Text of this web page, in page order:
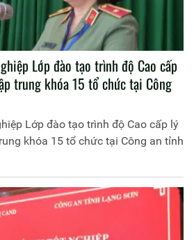
Lớp đào tạo trình độ Cao cấp
trung khóa 15 tổ chức tại Công
Lớp đào tạo trình độ Cao cấp lý
khóa 15 tổ chức tại Công an tỉnh